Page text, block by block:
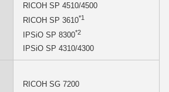
RICOH SP 4510/4500
RICOH SP 3610*1
IPSiO SP 8300*2
IPSiO SP 4310/4300
RICOH SG 7200